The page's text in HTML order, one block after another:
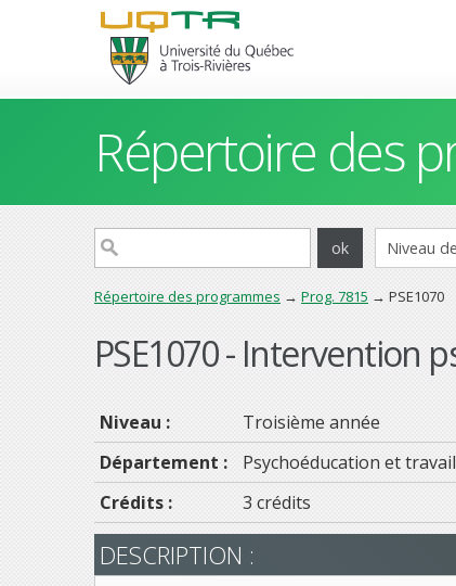
Répertoire des
Répertoire des programmes → Prog. 7815 → PSE1070
PSE1070 - Intervention
Niveau :
Troisième année
Département :
Psychoéducation et
Crédits :
3 crédits
DESCRIPTION :